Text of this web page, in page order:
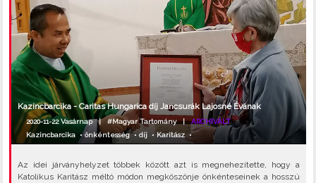
Kazincbarcika - Caritas Hungarica díj Jancsurák Lajosné Évának
2020-11-22 Vasárnap |#Magyar Tartomány|ARCHIVÁLT
Kazincbarcika •önkéntesség•díj • Karitász •
Az idei járványhelyzet többek között azt is megnehezítette, hogy a
Katolikus Karitász méltó módon megköszönje önkénteseinek a hosszú